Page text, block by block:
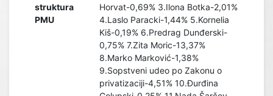
struktura
PMU
Horvat-0,69% 3.Ilona Botka-2,01%
4.Laslo Paracki-1,44% 5.Kornelia
Kiš-0,19% 6.Predrag Dunđerski-
0,75% 7.Zita Moric-13,37%
8.Marko Marković-1,38%
9.Sopstveni udeo po Zakonu o
privatizaciji-4,51% 10.Đurđina